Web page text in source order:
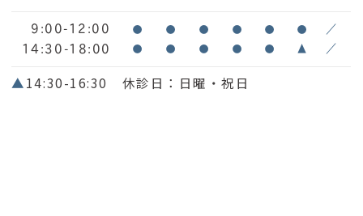
9:00-12:00 ● ● ● ● ● ● ／
14:30-18:00 ● ● ● ● ● ▲ ／
▲14:30-16:30 休診日：日曜・祝日